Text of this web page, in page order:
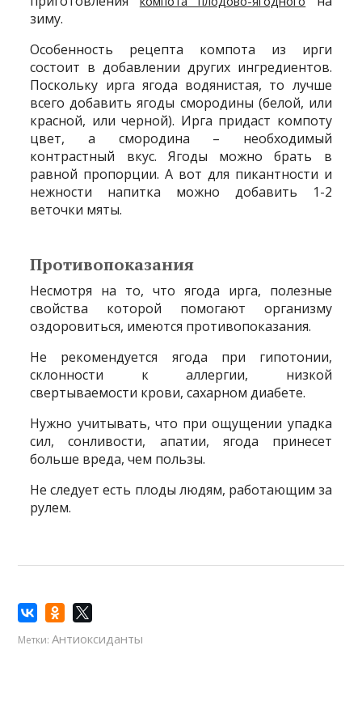
зиму.
Особенность рецепта компота из ирги
состоит в добавлении других ингредиентов.
Поскольку ирга ягода водянистая, то лучше
всего добавить ягоды смородины (белой, или
красной, или черной). Ирга придаст компоту
цвет, а смородина – необходимый
контрастный вкус. Ягоды можно брать в
равной пропорции. А вот для пикантности и
нежности напитка можно добавить 1-2
веточки мяты.
Противопоказания
Несмотря на то, что ягода ирга, полезные
свойства которой помогают организму
оздоровиться, имеются противопоказания.
Не рекомендуется ягода при гипотонии,
склонности к аллергии, низкой
свертываемости крови, сахарном диабете.
Нужно учитывать, что при ощущении упадка
сил, сонливости, апатии, ягода принесет
больше вреда, чем пользы.
Не следует есть плоды людям, работающим за
рулем.
Метки:Антиоксиданты